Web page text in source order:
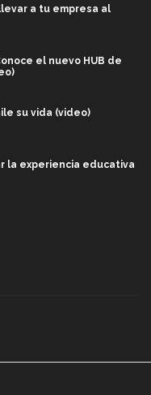
a tu empresa al
el nuevo HUB de
su vida (video)
la experiencia educativa